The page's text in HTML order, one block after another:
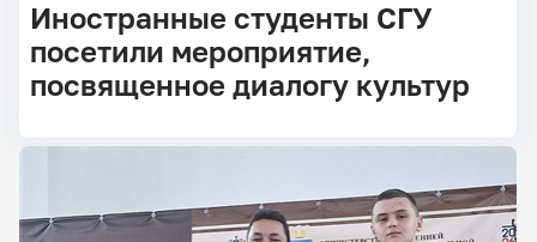
Иностранные студенты СГУ
посетили мероприятие,
посвященное диалогу культур